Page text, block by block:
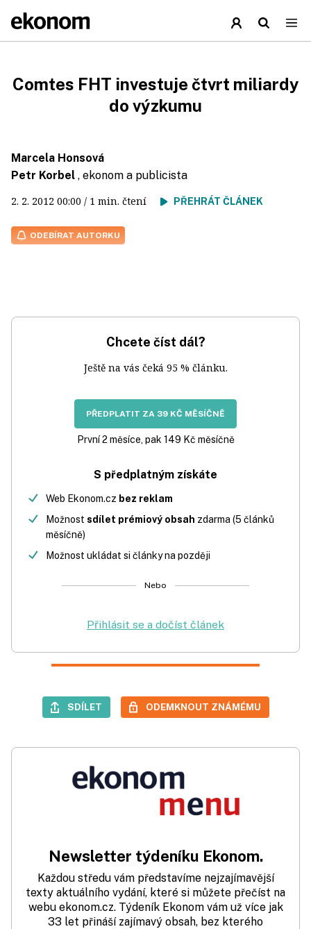
Comtes FHT investuje čtvrt miliardy
do výzkumu
Marcela Honsová
Petr Korbel , ekonom a publicista
2. 2. 2012 00:00 / 1 min. čtení PŘEHRÁT ČLÁNEK
ODEBÍRAT AUTORKU
Chcete číst dál?
Ještě na vás čeká 95 % článku.
PŘEDPLATIT ZA 39 KČ MĚSÍČNĚ
První 2 měsíce, pak 149 Kč měsíčně
S předplatným získáte
Web Ekonom.cz bez reklam
Možnost sdílet prémiový obsah zdarma (5 článků
měsíčně)
Možnost ukládat si články na později
Nebo
Přihlásit se a dočíst článek
SDÍLET ODEMKNOUT ZNÁMÉMU
Newsletter týdeníku Ekonom.
Každou středu vám představíme nejzajímavější
texty aktuálního vydání, které si můžete přečíst na
webu ekonom.cz. Týdeník Ekonom vám už více jak
33 let přináší zajímavý obsah, bez kterého